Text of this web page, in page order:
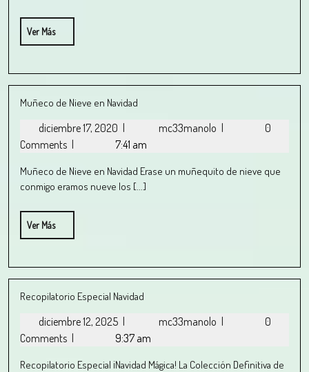
Ver Más
Muñeco de Nieve en Navidad
diciembre 17, 2020 mc33manolo
0
Comments
7:41 am
Muñeco de Nieve en Navidad Erase un muñequito de nieve que
conmigo eramos nueve los [...]
Ver Más
Recopilatorio Especial Navidad
diciembre 12, 2025 mc33manolo
0
Comments
9:37 am
Recopilatorio Especial ¡Navidad Mágica! La Colección Definitiva de